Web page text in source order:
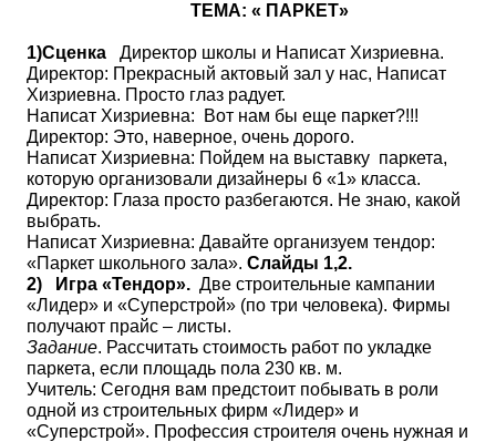
ТЕМА: « ПАРКЕТ»
1)Сценка Директор школы и Написат Хизриевна.
Директор: Прекрасный актовый зал у нас, Написат
Хизриевна. Просто глаз радует.
Написат Хизриевна: Вот нам бы еще паркет?!!!
Директор: Это, наверное, очень дорого.
Написат Хизриевна: Пойдем на выставку паркета,
которую организовали дизайнеры 6 «1» класса.
Директор: Глаза просто разбегаются. Не знаю, какой
выбрать.
Написат Хизриевна: Давайте организуем тендор:
«Паркет школьного зала». Слайды 1,2.
2)
Игра «Тендор». Две строительные кампании
«Лидер» и «Суперстрой» (по три человека). Фирмы
получают прайс – листы.
Задание. Рассчитать стоимость работ по укладке
паркета, если площадь пола 230 кв. м.
Учитель: Сегодня вам предстоит побывать в роли
одной из строительных фирм «Лидер» и
«Суперстрой». Профессия строителя очень нужная и